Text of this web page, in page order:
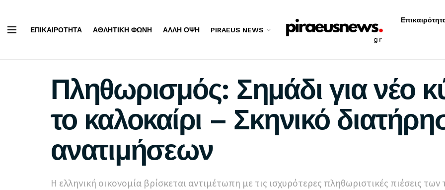
ΕΠΙΚΑΙΡΌΤΗΤΑ ΑΘΛΗΤΙΚΉ ΦΩΝΉ ΆΛΛΗ ΌΨΗ PIRAEUS NEWS
Πληθωρισμός: Σημάδι για νέο
το καλοκαίρι – Σκηνικό
ανατιμήσεων
Η ελληνική οικονομία βρίσκεται αντιμέτωπη με τις ισχυρότερες πληθωριστικές πιέσεις